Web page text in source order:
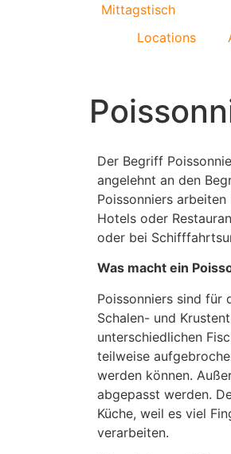
Mittagstisch
Locations
Der Begriff
angelehnt an den
Poissonniers
Hotels oder
oder bei
Was macht ein
Poissonniers sind für
Schalen- und
unterschiedlichen
teilweise
werden können.
abgepasst werden.
Küche, weil es viel
verarbeiten.